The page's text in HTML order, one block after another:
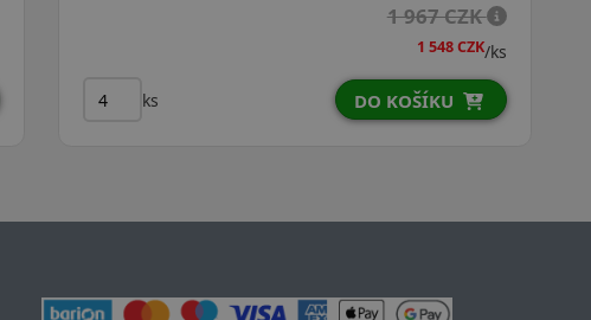
1 967 CZK
1 548 CZK/ks
ks DO KOŠÍKU